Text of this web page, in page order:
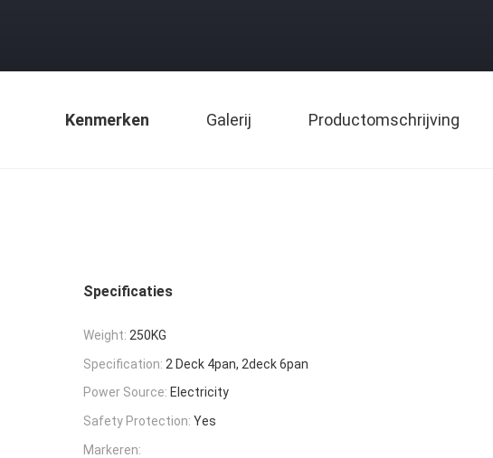
Kenmerken Galerij Productomschrijving
Specificaties
Weight: 250KG
Specification: 2 Deck 4pan, 2deck 6pan
Power Source: Electricity
Safety Protection: Yes
Markeren: